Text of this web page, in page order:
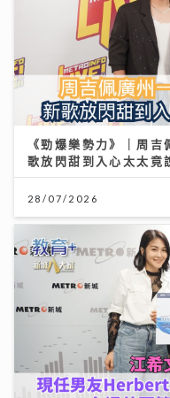
《勁爆樂勢力》｜周
歌放閃甜到入心太太竟
28/07/2026